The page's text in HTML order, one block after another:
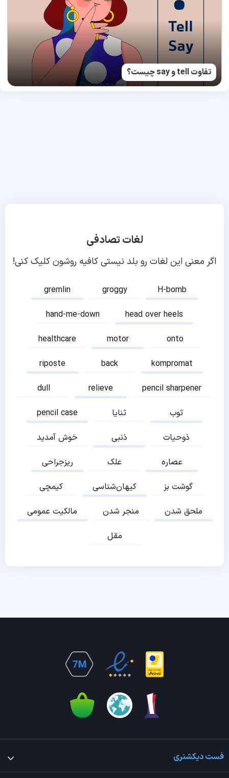
تفاوت tell و say چیست؟
لغات تصادفی
اگر معنی این لغات رو بلد نیستی کافیه روشون کلیک کنی!
gremlin groggy
H-bomb
hand-me-down
head over heels
healthcare
motor
onto
riposte
back
kompromat
dull
relieve
pencil sharpener
pencil case
ثنایا
ثوب
خوش آمدید
ذنبی
ذوحیات
ریزجراحی
علک
عصاره
کیمچی
کیهان‌شناسی
گوشت بز
مالکیت عمومی
منجر شدن
ملحق شدن
مقل
فست دیکشنری